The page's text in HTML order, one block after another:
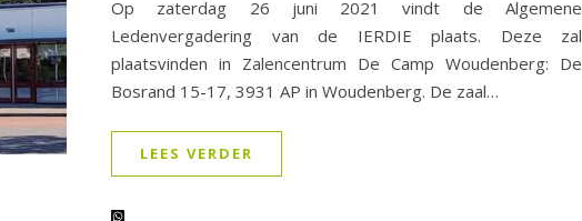
Op zaterdag 26 juni 2021 vindt de Algemene
Ledenvergadering van de IERDIE plaats. Deze zal
plaatsvinden in Zalencentrum De Camp Woudenberg: De
Bosrand 15-17, 3931 AP in Woudenberg. De zaal…
LEES VERDER